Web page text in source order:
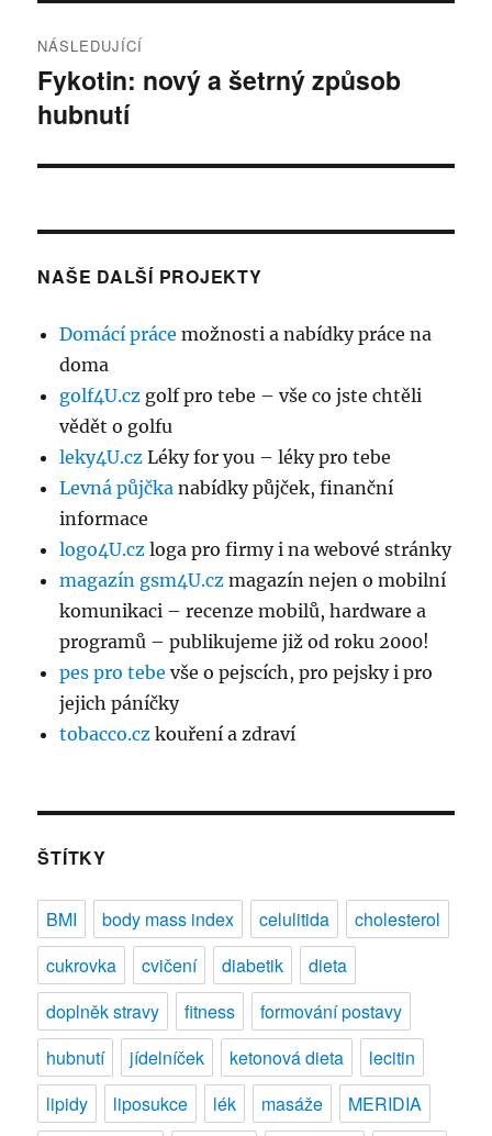
NÁSLEDUJÍCÍ
Následující
příspěvek:
Fykotin: nový a šetrný způsob
hubnutí
NAŠE DALŠÍ PROJEKTY
Domácí práce možnosti a nabídky práce na
doma
golf4U.cz golf pro tebe – vše co jste chtěli
vědět o golfu
leky4U.cz Léky for you – léky pro tebe
Levná půjčka nabídky půjček, finanční
informace
logo4U.cz loga pro firmy i na webové stránky
magazín gsm4U.cz magazín nejen o mobilní
komunikaci – recenze mobilů, hardware a
programů – publikujeme již od roku 2000!
pes pro tebe vše o pejscích, pro pejsky i pro
jejich páníčky
tobacco.cz kouření a zdraví
ŠTÍTKY
BMI body mass index celulitida
cholesterol
cukrovka
cvičení diabetik
dieta
doplněk stravy
fitness
formování postavy
hubnutí
jídelníček ketonová dieta
lecitin
lipidy
liposukce lék masáže
MERIDIA